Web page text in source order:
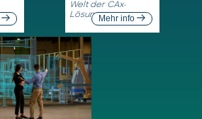
Welt der CAx-
LösungenMehr info